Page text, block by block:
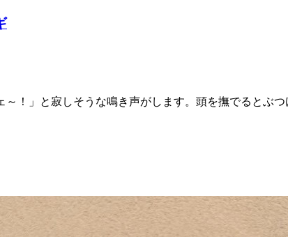
！」と寂しそうな鳴き声がします。頭を撫でるとぶ